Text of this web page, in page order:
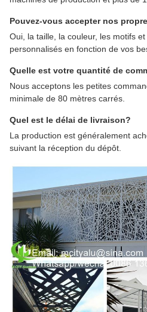
Pouvez-vous accepter nos
Oui, la taille, la couleur, les motifs
personnalisés en fonction de vos
Quelle est votre quantité de
Nous acceptons les petites
minimale de 80 mètres carrés.
Quel est le délai de livraison?
La production est généralement
suivant la réception du dépôt.